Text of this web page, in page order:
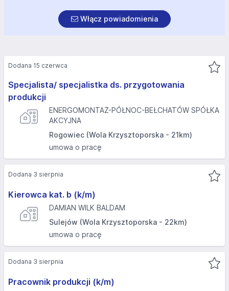
Włącz powiadomienia
Specjalista/ specjalistka ds. przygotowania
produkcji
ENERGOMONTAŻ-PÓŁNOC-BEŁCHATÓW SPÓŁKA
AKCYJNA
Rogowiec (Wola Krzysztoporska - 21km)
umowa o pracę
Dodana 15 czerwca
Kierowca kat. b (k/m)
DAMIAN WILK BALDAM
Sulejów (Wola Krzysztoporska - 22km)
umowa o pracę
Dodana 3 sierpnia
Pracownik produkcji (k/m)
Dodana 3 sierpnia